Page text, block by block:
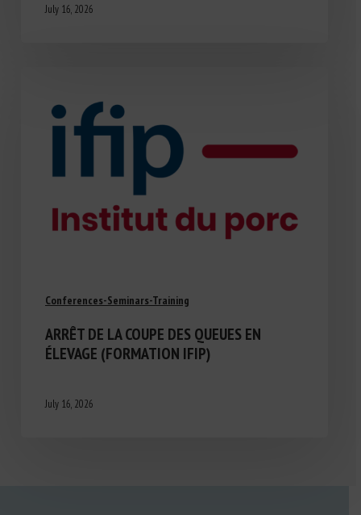
July 16, 2026
Conferences-Seminars-Training
ARRÊT DE LA COUPE DES QUEUES EN
ÉLEVAGE (FORMATION IFIP)
July 16, 2026